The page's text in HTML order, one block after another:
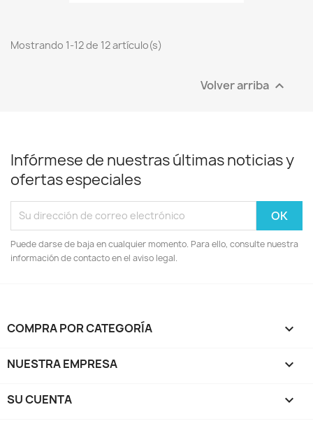
Mostrando 1-12 de 12 artículo(s)
Volver arriba 
Infórmese de nuestras últimas noticias y
ofertas especiales
Puede darse de baja en cualquier momento. Para ello, consulte nuestra
información de contacto en el aviso legal.
COMPRA POR CATEGORÍA 
NUESTRA EMPRESA 
SU CUENTA 